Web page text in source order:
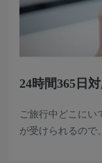
24時間365日
ご旅行中どこにい
が受けられるので